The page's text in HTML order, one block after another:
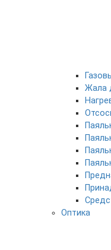
Жала
Оптика